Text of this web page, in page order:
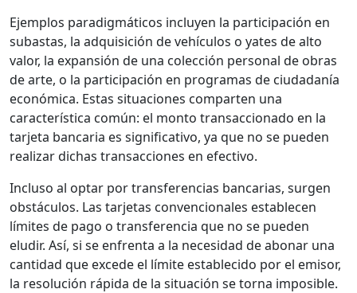
Ejemplos paradigmáticos incluyen la participación en
subastas, la adquisición de vehículos o yates de alto
valor, la expansión de una colección personal de obras
de arte, o la participación en programas de ciudadanía
económica. Estas situaciones comparten una
característica común: el monto transaccionado en la
tarjeta bancaria es significativo, ya que no se pueden
realizar dichas transacciones en efectivo.
Incluso al optar por transferencias bancarias, surgen
obstáculos. Las tarjetas convencionales establecen
límites de pago o transferencia que no se pueden
eludir. Así, si se enfrenta a la necesidad de abonar una
cantidad que excede el límite establecido por el emisor,
la resolución rápida de la situación se torna imposible.